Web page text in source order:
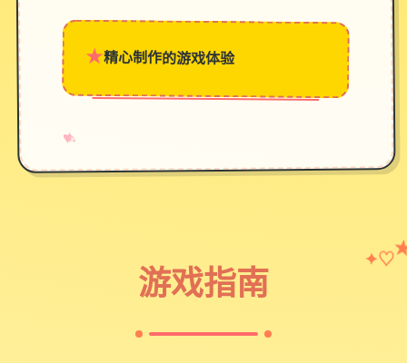
★精心制作的游戏体验
♥
✧
→
游戏指南
✦♡